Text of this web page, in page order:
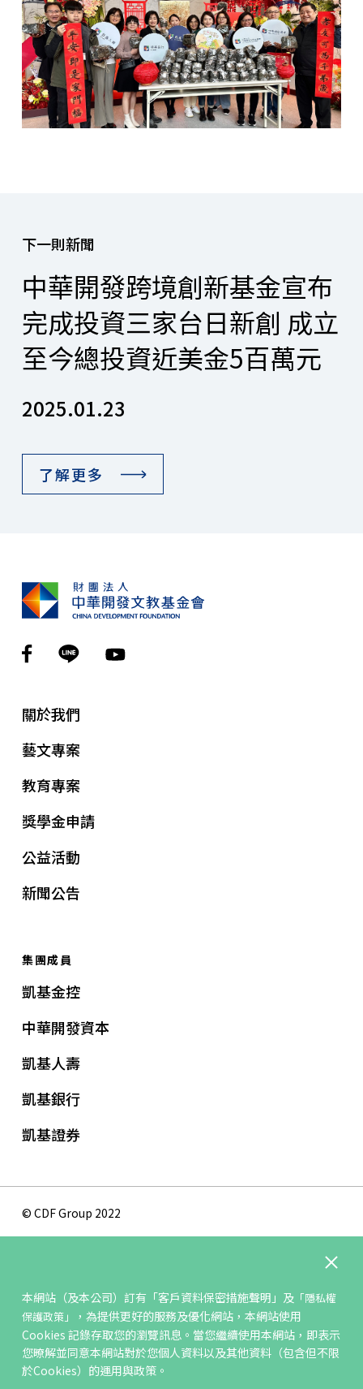
下一則新聞
中華開發跨境創新基金宣布
完成投資三家台日新創 成立
至今總投資近美金5百萬元
2025.01.23
了解更多
本網站（及本公司）訂有 「客戶資料保密措施聲明」 及「隱私權
保護政策」
，為提供更好的服務及優化網站，本網站使用
Cookies 記錄存取您的瀏覽訊息。當您繼續使用本網站，即表示
您暸解並同意本網站對於您個人資料以及其他資料（包含但不限
於Cookies）的運用與政策。
關於我們
藝文專案
教育專案
獎學金申請
公益活動
新聞公告
集團成員
凱基金控
中華開發資本
凱基人壽
凱基銀行
凱基證券
© CDF Group 2022
網站地圖
聯絡我們